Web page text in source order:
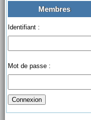
Membres
Identifiant :
Mot de passe :